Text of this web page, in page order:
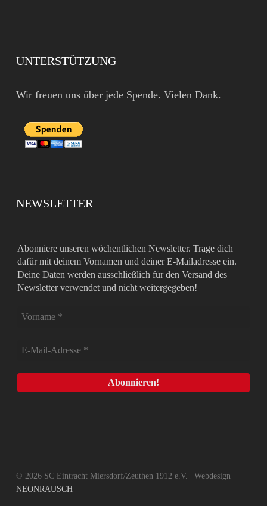
UNTERSTÜTZUNG
Wir freuen uns über jede Spende. Vielen Dank.
NEWSLETTER
Abonniere unseren wöchentlichen Newsletter. Trage dich
dafür mit deinem Vornamen und deiner E-Mailadresse ein.
Deine Daten werden ausschließlich für den Versand des
Newsletter verwendet und nicht weitergegeben!
© 2026 SC Eintracht Miersdorf/Zeuthen 1912 e.V. | Webdesign
NEONRAUSCH